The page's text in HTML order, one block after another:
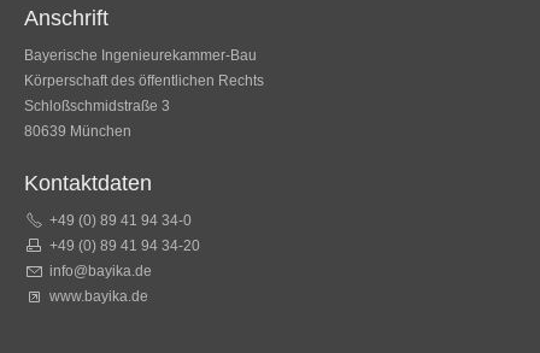
Anschrift
Bayerische Ingenieurekammer-Bau
Körperschaft des öffentlichen Rechts
Schloßschmidstraße 3
80639 München
Kontaktdaten
+49 (0) 89 41 94 34-0
+49 (0) 89 41 94 34-20
info@bayika.de
www.bayika.de